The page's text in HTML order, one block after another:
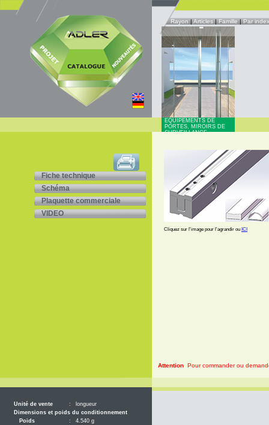
Rayon|Articles|Famille|Par index
Fiche technique
Schéma
Plaquette commerciale
VIDEO
Unité de vente :
longueur
Dimensions et poids du conditionnement
Poids
:
4.540 g
EQUIPEMENTS DE
PORTES, MIROIRS DE
SURVEILLANCE
Cliquez sur l'image pour l'agrandir ou ICI
Attention Pour commander ou